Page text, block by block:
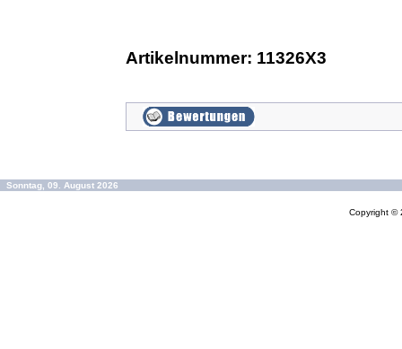
Artikelnummer: 11326X3
Sonntag, 09. August 2026
Copyright ©